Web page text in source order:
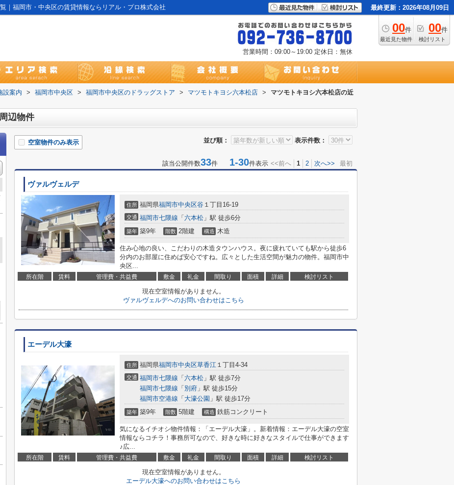
｜福岡市・中央区の賃貸情報ならリアル・プロ株式会社 最終更新：2026年08月09日
00件
最近見た物件
00件
検討リスト
営業時間：09:00～19:00 定休日：無休
設案内 > 福岡市中央区 > 福岡市中央区のドラッグストア > マツモトキヨシ六本松店 >
マツモトキヨシ六本松店の近
辺物件
並び順： 表示件数：
空室物件のみ表示
該当公開件数33件 1-30件表示 <<前へ 1 2 次へ>> 最初
ヴァルヴェルデ
住所 福岡県福岡市中央区谷 １丁目16-19
交通 福岡市七隈線 「 六本松 」駅 徒歩6分
築年 築9年 階数 2階建 構造 木造
住み心地の良い、こだわりの木造タウンハウス。夜に疲れていても駅から徒歩6
分内のお部屋に住めば安心ですね。広々とした生活空間が魅力の物件。福岡市中
央区...
所在階 賃料 管理費・共益費 敷金 礼金 間取り 面積 詳細 検討リスト
現在空室情報がありません。
ヴァルヴェルデへのお問い合わせはこちら
エーデル大濠
住所 福岡県福岡市中央区草香江 １丁目4-34
交通 福岡市七隈線 「 六本松 」駅 徒歩7分
福岡市七隈線 「 別府 」駅 徒歩15分
福岡市空港線 「 大濠公園 」駅 徒歩17分
築年 築9年 階数 5階建 構造 鉄筋コンクリート
気になるイチオシ物件情報：「エーデル大濠」。新着情報：エーデル大濠の空室
情報ならコチラ！事務所可なので、好きな時に好きなスタイルで仕事ができます
♪広...
所在階 賃料 管理費・共益費 敷金 礼金 間取り 面積 詳細 検討リスト
現在空室情報がありません。
エーデル大濠へのお問い合わせはこちら